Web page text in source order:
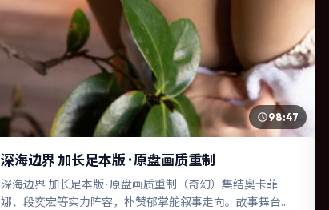
98:47
深海边界 加长足本版 · 原盘画质重制
深海边界 加长足本版 · 原盘画质重制（奇幻）集结奥卡菲
娜、段奕宏等实力阵容，朴赞郁掌舵叙事走向。故事舞台设